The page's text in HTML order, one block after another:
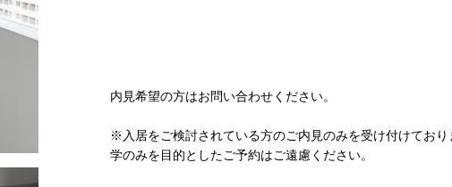
内見希望の方はお問い合わせください。
※入居をご検討されている方のご内見のみを受け付けてお
学のみを目的としたご予約はご遠慮ください。